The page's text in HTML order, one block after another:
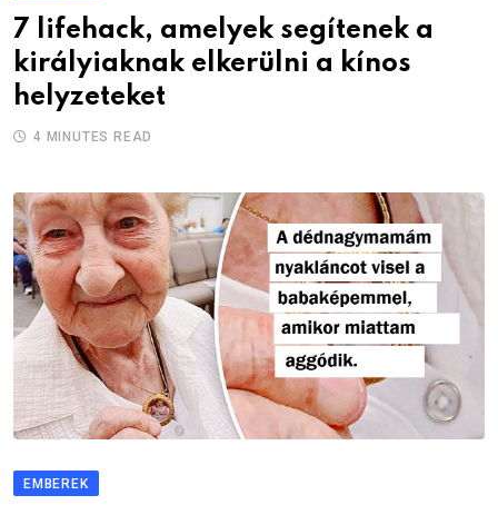
7 lifehack, amelyek segítenek a
királyiaknak elkerülni a kínos
helyzeteket
4 MINUTES READ
EMBEREK